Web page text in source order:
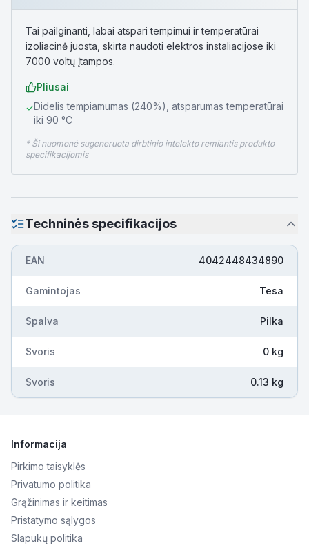
Tai pailginanti, labai atspari tempimui ir temperatūrai
izoliacinė juosta, skirta naudoti elektros instaliacijose iki
7000 voltų įtampos.
Pliusai
✓Didelis tempiamumas (240%), atsparumas temperatūrai
iki 90 °C
* Ši nuomonė sugeneruota dirbtinio intelekto remiantis produkto
specifikacijomis
Techninės specifikacijos
EAN 4042448434890
Gamintojas Tesa
Spalva Pilka
Svoris 0 kg
Svoris 0.13 kg
Informacija
Pirkimo taisyklės
Privatumo politika
Grąžinimas ir keitimas
Pristatymo sąlygos
Slapukų politika